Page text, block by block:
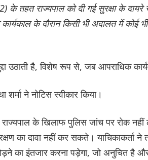
तहत राज्यपाल को दी गई सुरक्षा के दायरे
के दौरान किसी भी अदालत में कोई भी
उठाती है, विशेष रूप से, जब आपराधिक
ने नोटिस स्वीकार किया।
के खिलाफ पुलिस जांच पर रोक नहीं
का दावा नहीं कर सकते। याचिकाकर्ता ने
का इंतजार करना पड़ेगा, जो अनुचित है